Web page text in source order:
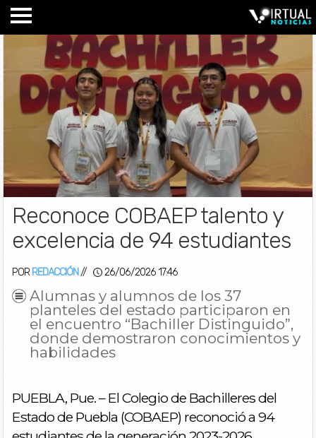
​Reconoce COBAEP talento y
excelencia de 94 estudiantes
POR REDACCIÓN // 26/06/2026 17:46
​Alumnas y alumnos de los 37
planteles del estado participaron en
el encuentro “Bachiller Distinguido”,
donde demostraron conocimientos y
habilidades
​PUEBLA, Pue. – El Colegio de Bachilleres del
Estado de Puebla (COBAEP) reconoció a 94